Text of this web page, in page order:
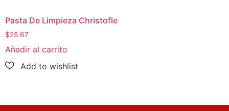
Pasta De Limpieza Christofle
$25.67
Añadir al carrito